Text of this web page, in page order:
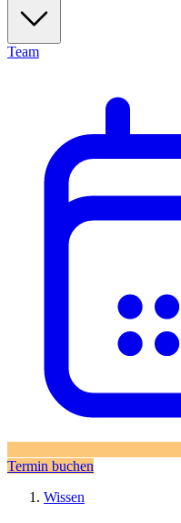
Team
Termin buchen
Wissen